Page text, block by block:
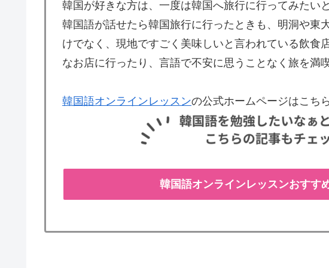
韓国が好きな方は、一度は韓国へ旅行に行ってみたい
韓国語が話せたら韓国旅行に行ったときも、明洞や東
けでなく、現地ですごく美味しいと言われている飲食
なお店に行ったり、言語で不安に思うことなく旅を満
韓国語オンラインレッスンの公式ホームページはこち
韓国語オンラインレッスンおすす